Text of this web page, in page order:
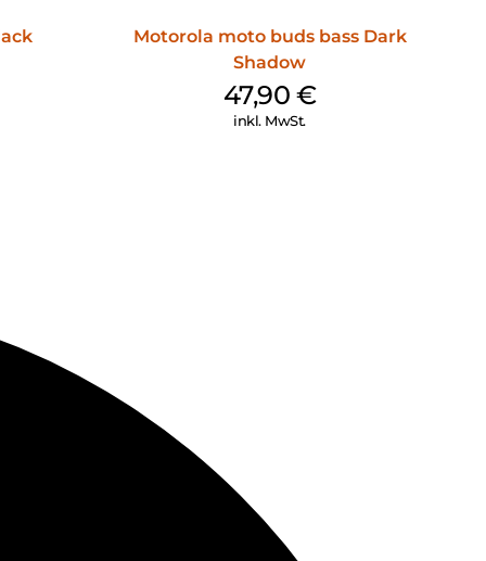
Motorola moto buds bass Dark
Shadow
47,90 €
inkl. MwSt.